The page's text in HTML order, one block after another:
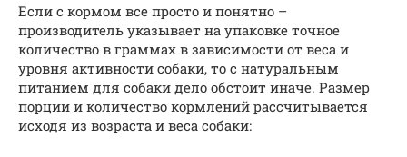
Если с кормом все просто и понятно –
производитель указывает на упаковке точное
количество в граммах в зависимости от веса и
уровня активности собаки, то с натуральным
питанием для собаки дело обстоит иначе. Размер
порции и количество кормлений рассчитывается
исходя из возраста и веса собаки: